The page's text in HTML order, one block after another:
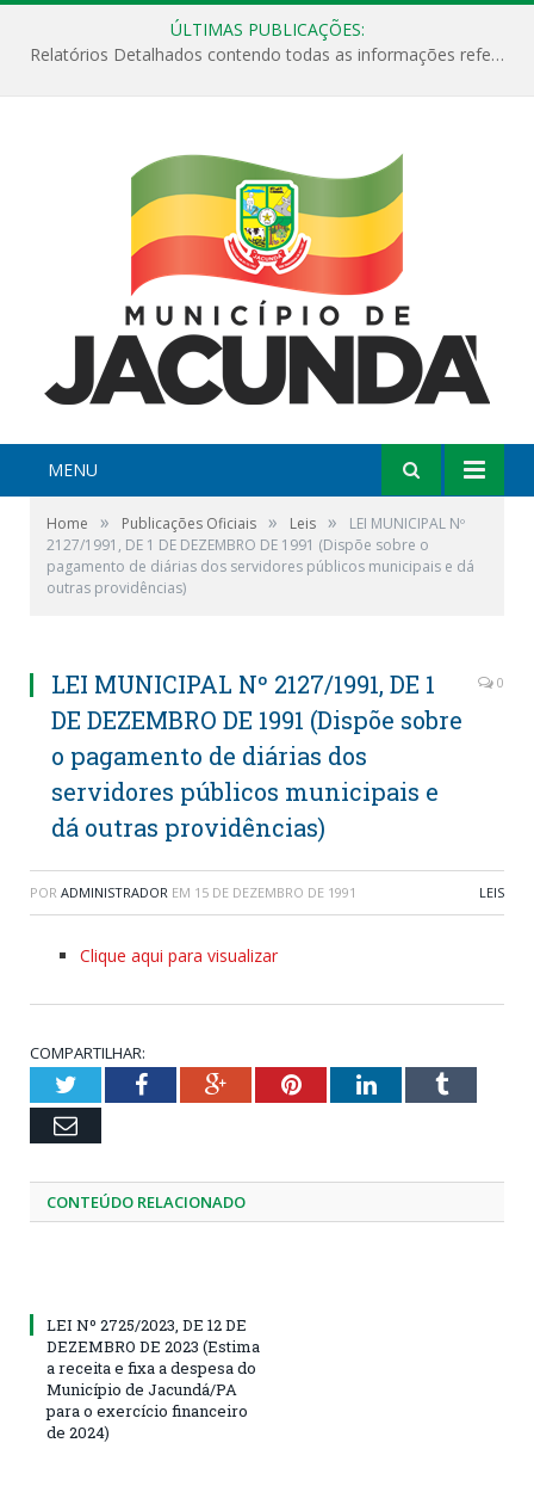
ÚLTIMAS PUBLICAÇÕES:
Relatórios Detalhados contendo todas as informações referentes a execução de recursos destinados ao fomento de projetos culturais no Município de Jacundá entre os anos de 2022 ao presente ano de 2026.
MENU
Home » Publicações Oficiais » Leis »
LEI MUNICIPAL Nº
2127/1991, DE 1 DE DEZEMBRO DE 1991 (Dispõe sobre o
pagamento de diárias dos servidores públicos municipais e dá
outras providências)
LEI MUNICIPAL Nº 2127/1991, DE 1
DE DEZEMBRO DE 1991 (Dispõe sobre
o pagamento de diárias dos
servidores públicos municipais e
dá outras providências)
0
POR ADMINISTRADOR EM 15 DE DEZEMBRO DE 1991 LEIS
Clique aqui para visualizar
COMPARTILHAR:
TwitterFacebookGoogle+PinterestLinkedInTumblr
Email
CONTEÚDO RELACIONADO
LEI Nº 2725/2023, DE 12 DE
DEZEMBRO DE 2023 (Estima
a receita e fixa a despesa do
Município de Jacundá/PA
para o exercício financeiro
de 2024)